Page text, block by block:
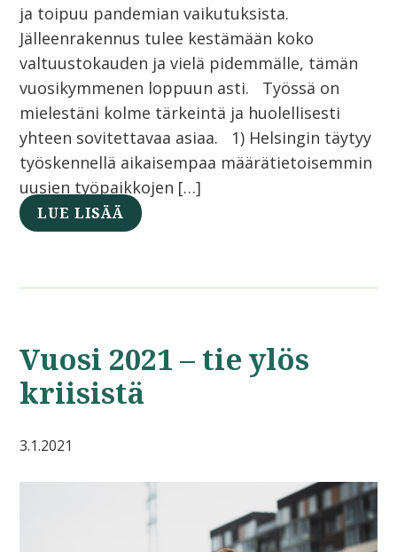
ja toipuu pandemian vaikutuksista.
Jälleenrakennus tulee kestämään koko
valtuustokauden ja vielä pidemmälle, tämän
vuosikymmenen loppuun asti. Työssä on
mielestäni kolme tärkeintä ja huolellisesti
yhteen sovitettavaa asiaa. 1) Helsingin täytyy
työskennellä aikaisempaa määrätietoisemmin
uusien työpaikkojen […]
LUE LISÄÄ
Vuosi 2021 – tie ylös
kriisistä
3.1.2021